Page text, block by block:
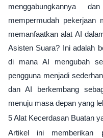
menggabungkannya
mempermudah pekerjaan
memanfaatkan alat AI
Asisten Suara? Ini adalah
di mana AI mengubah
pengguna menjadi
dan AI berkembang
menuju masa depan yang
5 Alat Kecerdasan Buatan
Artikel ini memberikan